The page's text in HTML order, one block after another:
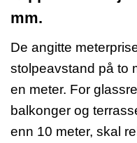
mm.
De angitte
stolpeavstand på to
en meter. For
balkonger og
enn 10 meter, skal